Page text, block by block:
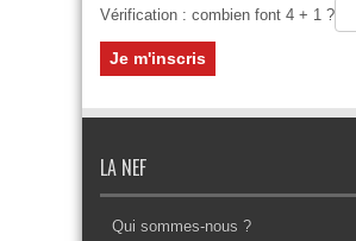
Vérification : combien font 4 + 1 ?
LA NEF
Qui sommes-nous ?